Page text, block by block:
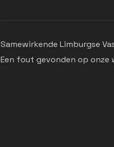
Samewirkende Limburgse
Een fout gevonden op onze